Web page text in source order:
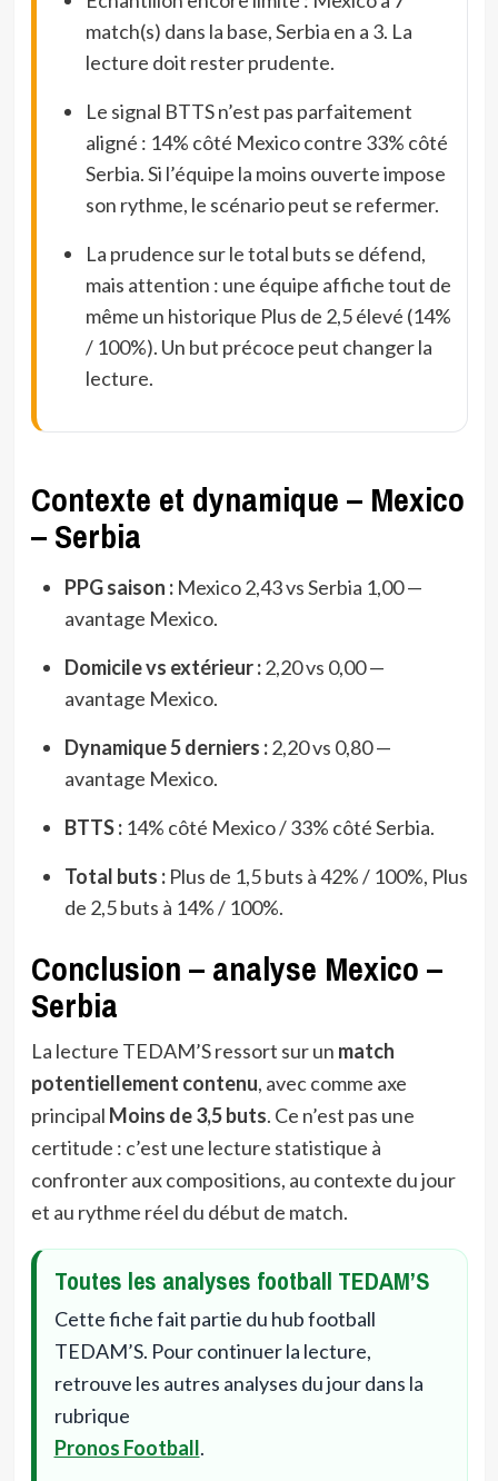
match(s) dans la base, Serbia en a 3. La
lecture doit rester prudente.
Le signal BTTS n’est pas parfaitement
aligné : 14% côté Mexico contre 33% côté
Serbia. Si l’équipe la moins ouverte impose
son rythme, le scénario peut se refermer.
La prudence sur le total buts se défend,
mais attention : une équipe affiche tout de
même un historique Plus de 2,5 élevé (14%
/ 100%). Un but précoce peut changer la
lecture.
Contexte et dynamique – Mexico
– Serbia
PPG saison :Mexico 2,43 vs Serbia 1,00 —
avantage Mexico.
Domicile vs extérieur :2,20 vs 0,00 —
avantage Mexico.
Dynamique 5 derniers :2,20 vs 0,80 —
avantage Mexico.
BTTS :14% côté Mexico / 33% côté Serbia.
Total buts :Plus de 1,5 buts à 42% / 100%, Plus
de 2,5 buts à 14% / 100%.
Conclusion – analyse Mexico –
Serbia
La lecture TEDAM’S ressort sur un match
potentiellement contenu, avec comme axe
principal Moins de 3,5 buts. Ce n’est pas une
certitude : c’est une lecture statistique à
confronter aux compositions, au contexte du jour
et au rythme réel du début de match.
Toutes les analyses football TEDAM’S
Cette fiche fait partie du hub football
TEDAM’S. Pour continuer la lecture,
retrouve les autres analyses du jour dans la
rubrique
Pronos Football.